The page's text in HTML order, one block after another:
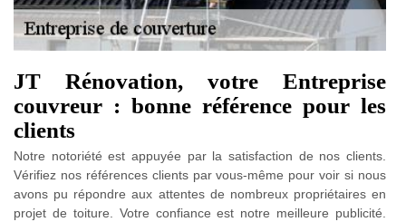
JT Rénovation, votre Entreprise
couvreur : bonne référence pour les
clients
Notre notoriété est appuyée par la satisfaction de nos clients.
Vérifiez nos références clients par vous-même pour voir si nous
avons pu répondre aux attentes de nombreux propriétaires en
projet de toiture. Votre confiance est notre meilleure publicité.